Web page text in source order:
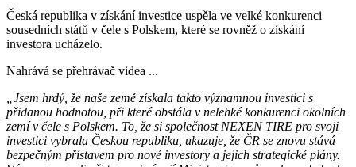
Česká republika v získání investice uspěla ve velké konkurenci
sousedních států v čele s Polskem, které se rovněž o získání
investora ucházelo.
Nahrává se přehrávač videa ...
„Jsem hrdý, že naše země získala takto významnou investici s
přidanou hodnotou, při které obstála v nelehké konkurenci okolních
zemí v čele s Polskem. To, že si společnost NEXEN TIRE pro svoji
investici vybrala Českou republiku, ukazuje, že ČR se znovu stává
bezpečným přístavem pro nové investory a jejich strategické plány.